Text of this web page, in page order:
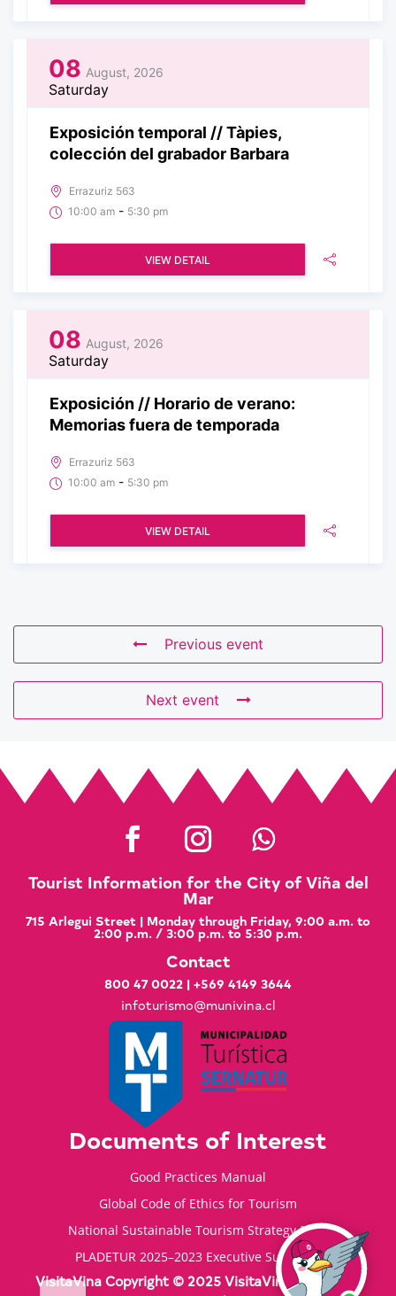
08 August, 2026
Saturday
Exposición temporal // Tàpies,
colección del grabador Barbara
Errazuriz 563
10:00 am - 5:30 pm
VIEW DETAIL
08 August, 2026
Saturday
Exposición // Horario de verano:
Memorias fuera de temporada
Errazuriz 563
10:00 am - 5:30 pm
VIEW DETAIL
Previous event
Next event
Tourist Information for the City of Viña del
Mar
715 Arlegui Street | Monday through Friday, 9:00 a.m. to
2:00 p.m. / 3:00 p.m. to 5:30 p.m.
Contact
800 47 0022 | +569 4149 3644
infoturismo@munivina.cl
Documents of Interest
Good Practices Manual
Global Code of Ethics for Tourism
National Sustainable Tourism Strategy 2035
PLADETUR 2025–2023 Executive Summary
VisitaVina Copyright © 2025 VisitaVina - All rights